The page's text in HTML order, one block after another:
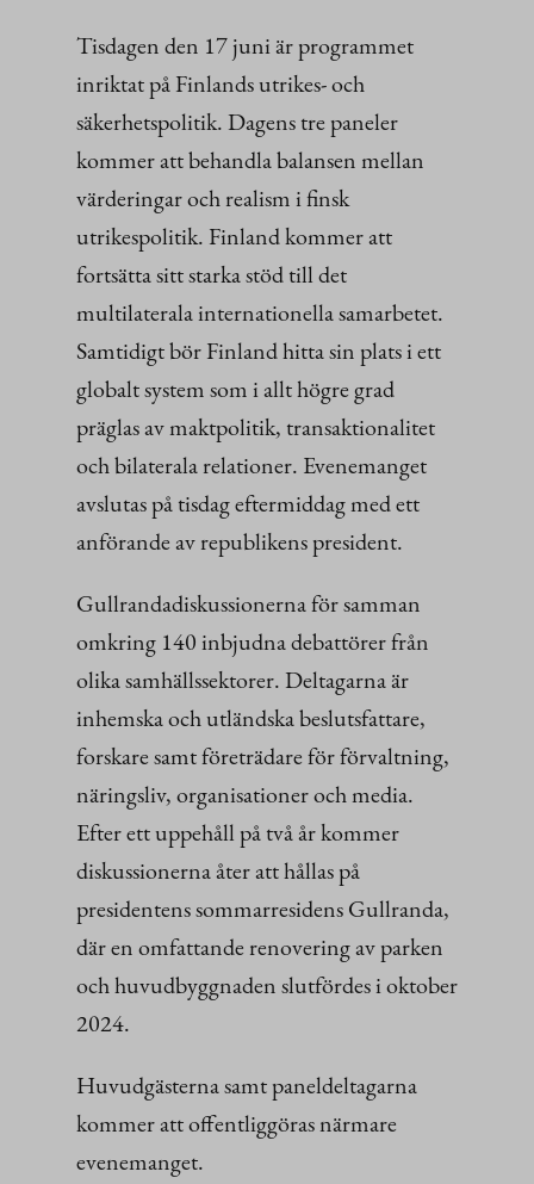
Tisdagen den 17 juni är programmet
inriktat på Finlands utrikes- och
säkerhetspolitik. Dagens tre paneler
kommer att behandla balansen mellan
värderingar och realism i finsk
utrikespolitik. Finland kommer att
fortsätta sitt starka stöd till det
multilaterala internationella samarbetet.
Samtidigt bör Finland hitta sin plats i ett
globalt system som i allt högre grad
präglas av maktpolitik, transaktionalitet
och bilaterala relationer. Evenemanget
avslutas på tisdag eftermiddag med ett
anförande av republikens president.
Gullrandadiskussionerna för samman
omkring 140 inbjudna debattörer från
olika samhällssektorer. Deltagarna är
inhemska och utländska beslutsfattare,
forskare samt företrädare för förvaltning,
näringsliv, organisationer och media.
Efter ett uppehåll på två år kommer
diskussionerna åter att hållas på
presidentens sommarresidens Gullranda,
där en omfattande renovering av parken
och huvudbyggnaden slutfördes i oktober
2024.
Huvudgästerna samt paneldeltagarna
kommer att offentliggöras närmare
evenemanget.